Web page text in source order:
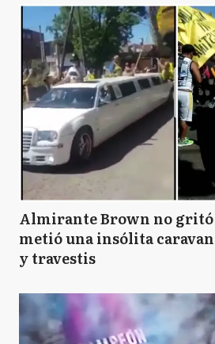
Almirante Brown no gritó
metió una insólita
y travestis